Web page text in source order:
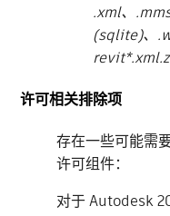
.xml、
(sqlite)、
许可相关排除项
存在一些可能需
许可组件：
对于 Autodesk